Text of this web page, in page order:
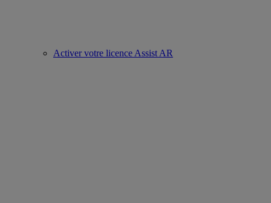
Activer votre licence Assist AR